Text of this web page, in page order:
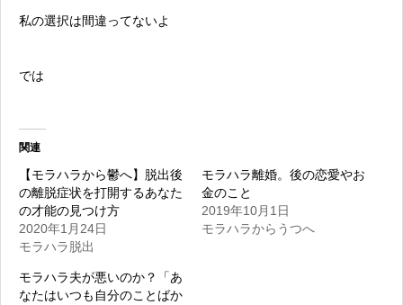
私の選択は間違ってないよ
では
関連
【モラハラから鬱へ】脱出後
の離脱症状を打開するあなた
の才能の見つけ方
2020年1月24日
モラハラ脱出
モラハラ離婚。後の恋愛やお
金のこと
2019年10月1日
モラハラからうつへ
モラハラ夫が悪いのか？「あ
なたはいつも自分のことばか